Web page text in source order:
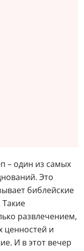
– один из самых
Это
библейские
развлечением,
ценностей и
И в этот вечер